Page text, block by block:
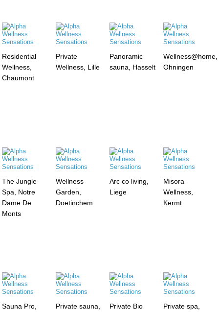
Residential
Wellness,
Chaumont
Private
Wellness, Lille
Panoramic
sauna, Hasselt
Wellness@home,
Ohningen
The Jungle
Spa, Notre
Dame De
Monts
Wellness
Garden,
Doetinchem
Arc co living,
Liege
Misora
Wellness,
Kermt
Sauna Pro,
Private sauna,
Private Bio
Private spa,